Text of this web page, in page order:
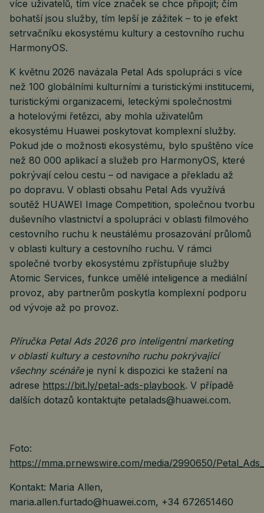
více uživatelů, tím více značek se chce připojit; čím
bohatší jsou služby, tím lepší je zážitek – to je efekt
setrvačníku ekosystému kultury a cestovního ruchu
HarmonyOS.
K květnu 2026 navázala Petal Ads spolupráci s více
než 100 globálními kulturními a turistickými institucemi,
turistickými organizacemi, leteckými společnostmi
a hotelovými řetězci, aby mohla uživatelům
ekosystému Huawei poskytovat komplexní služby.
Pokud jde o možnosti ekosystému, bylo spuštěno více
než 80 000 aplikací a služeb pro HarmonyOS, které
pokrývají celou cestu – od navigace a překladu až
po dopravu. V oblasti obsahu Petal Ads využívá
soutěž HUAWEI Image Competition, společnou tvorbu
duševního vlastnictví a spolupráci v oblasti filmového
cestovního ruchu k neustálému prosazování průlomů
v oblasti kultury a cestovního ruchu. V rámci
společné tvorby ekosystému zpřístupňuje služby
Atomic Services, funkce umělé inteligence a mediální
provoz, aby partnerům poskytla komplexní podporu
od vývoje až po provoz.
Příručka Petal Ads 2026 pro inteligentní marketing
v oblasti kultury a cestovního ruchu pokrývající
všechny scénářeje nyní k dispozici ke stažení na
adrese https://bit.ly/petal-ads-playbook. V případě
dalších dotazů kontaktujte petalads@huawei.com.
Foto:
https://mma.prnewswire.com/media/2990650/
Kontakt: Maria Allen,
maria.allen.furtado@huawei.com, +34 672651460